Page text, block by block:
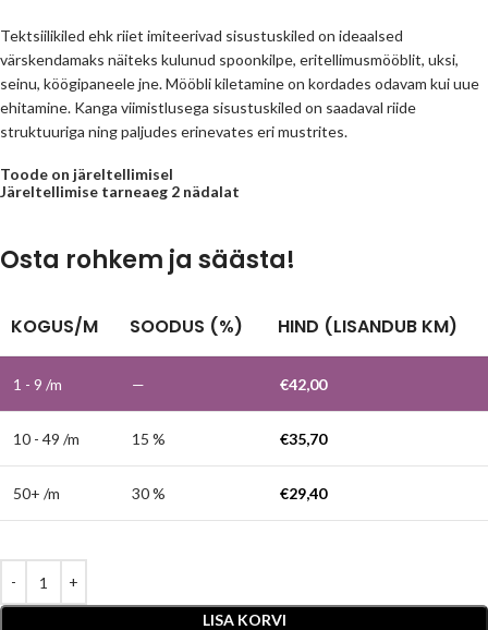
Tektsiilikiled ehk riiet imiteerivad sisustuskiled on ideaalsed
värskendamaks näiteks kulunud spoonkilpe, eritellimusmööblit, uksi,
seinu, köögipaneele jne. Mööbli kiletamine on kordades odavam kui uue
ehitamine. Kanga viimistlusega sisustuskiled on saadaval riide
struktuuriga ning paljudes erinevates eri mustrites.
Toode on järeltellimisel
Järeltellimise tarneaeg 2 nädalat
Osta rohkem ja säästa!
KOGUS/M SOODUS (%) HIND (LISANDUB KM)
1 - 9 /m — €42,00
10 - 49 /m 15 % €35,70
50+ /m 30 % €29,40
LISA KORVI